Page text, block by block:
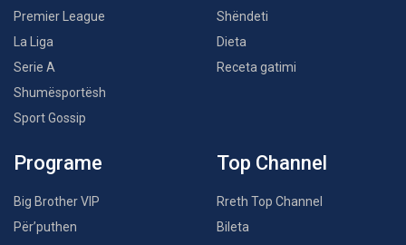
Premier League
La Liga
Serie A
Shumësportësh
Sport Gossip
Shëndeti
Dieta
Receta gatimi
Programe
Big Brother VIP
Për’puthen
Top Channel
Rreth Top Channel
Bileta